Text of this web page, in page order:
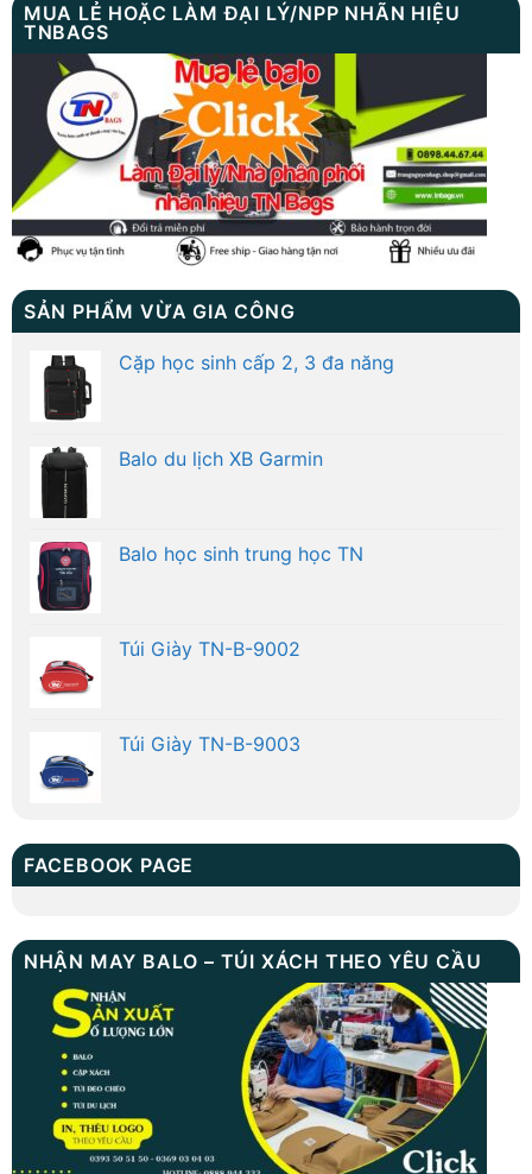
MUA LẺ HOẶC LÀM ĐẠI LÝ/NPP NHÃN HIỆU
TNBAGS
SẢN PHẨM VỪA GIA CÔNG
Cặp học sinh cấp 2, 3 đa năng
Balo du lịch XB Garmin
Balo học sinh trung học TN
Túi Giày TN-B-9002
Túi Giày TN-B-9003
FACEBOOK PAGE
NHẬN MAY BALO – TÚI XÁCH THEO YÊU CẦU